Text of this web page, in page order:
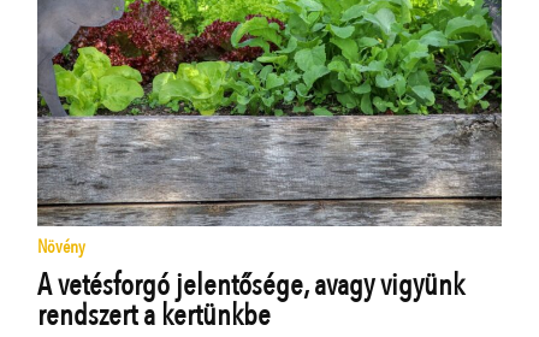
Növény
A vetésforgó jelentősége, avagy vigyünk
rendszert a kertünkbe